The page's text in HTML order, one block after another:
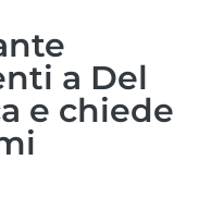
a Del
e chiede